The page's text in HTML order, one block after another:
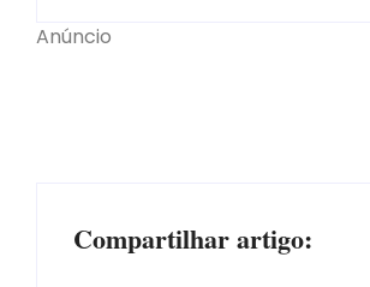
Anúncio
Compartilhar artigo: